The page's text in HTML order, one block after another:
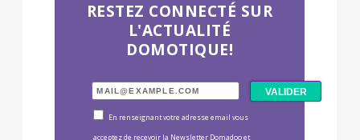
RESTEZ CONNECTÉ SUR
L'ACTUALITÉ
DOMOTIQUE!
En renseignant votre adresse email vous
acceptez de recevoir la Newsletter Domadoo et